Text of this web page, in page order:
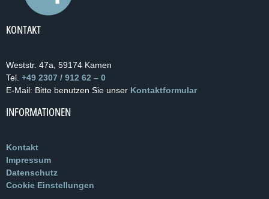
KONTAKT
Weststr. 47a, 59174 Kamen
Tel. +49 2307 / 912 62 – 0
E-Mail: Bitte benutzen Sie unser Kontaktformular
INFORMATIONEN
Kontakt
Impressum
Datenschutz
Cookie Einstellungen